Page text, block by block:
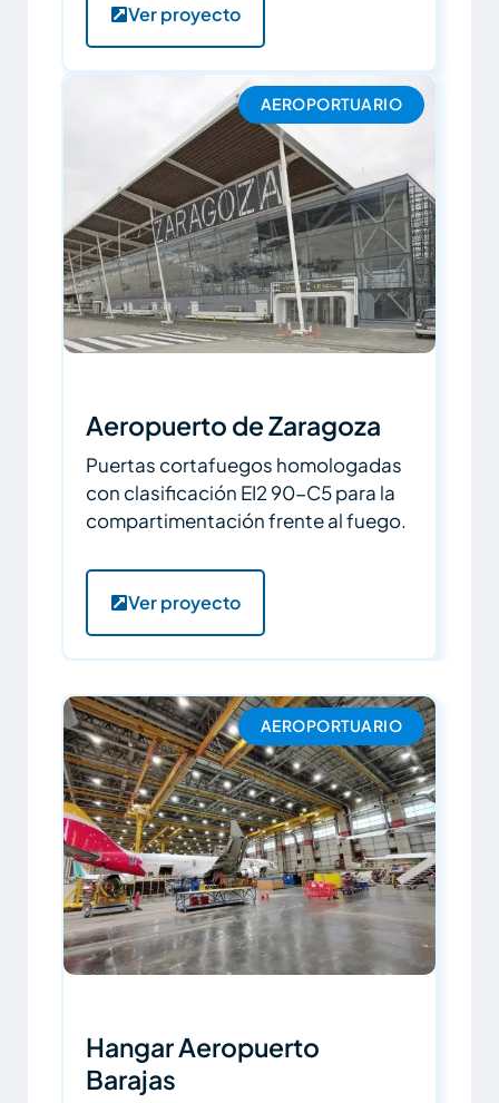
Ver proyecto
AEROPORTUARIO
Aeropuerto de Zaragoza
Puertas cortafuegos homologadas
con clasificación EI2 90-C5 para la
compartimentación frente al fuego.
Ver proyecto
AEROPORTUARIO
Hangar Aeropuerto
Barajas